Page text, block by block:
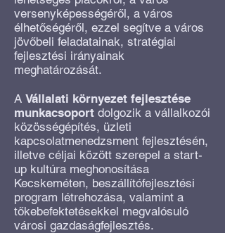
versenyképességéről, a város
élhetőségéről, ezzel segítve a város
jövőbeli feladatainak, stratégiai
fejlesztési irányainak
meghatározását.
A Vállalati környezet fejlesztése
munkacsoport dolgozik a vállalkozói
közösségépítés, üzleti
kapcsolatmenedzsment fejlesztésén,
illetve céljai között szerepel a start-
up kultúra meghonosítása
Kecskeméten, beszállítófejlesztési
program létrehozása, valamint a
tőkebefektetésekkel megvalósuló
városi gazdaságfejlesztés.